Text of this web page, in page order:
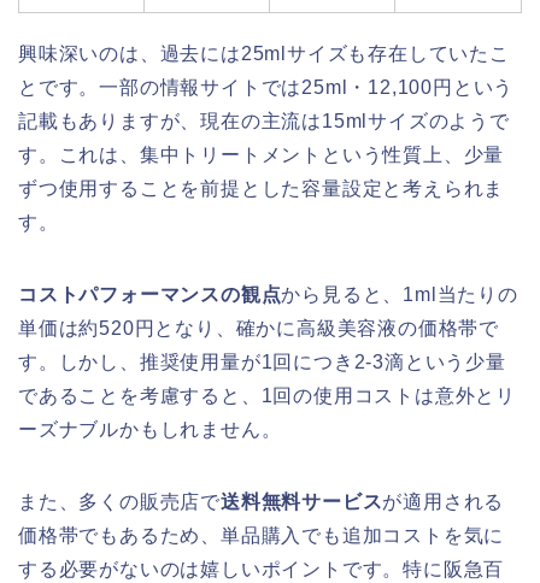
興味深いのは、過去には25mlサイズも存在していたこ
とです。一部の情報サイトでは25ml・12,100円という
記載もありますが、現在の主流は15mlサイズのようで
す。これは、集中トリートメントという性質上、少量
ずつ使用することを前提とした容量設定と考えられま
す。
コストパフォーマンスの観点から見ると、1ml当たりの
単価は約520円となり、確かに高級美容液の価格帯で
す。しかし、推奨使用量が1回につき2-3滴という少量
であることを考慮すると、1回の使用コストは意外とリ
ーズナブルかもしれません。
また、多くの販売店で送料無料サービスが適用される
価格帯でもあるため、単品購入でも追加コストを気に
する必要がないのは嬉しいポイントです。特に阪急百